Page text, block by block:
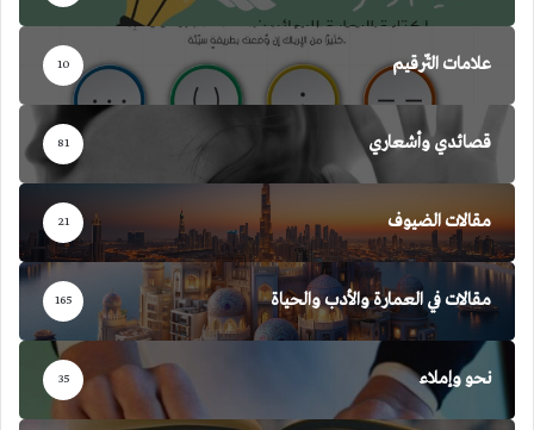
علامات التّرقيم 10
قصائدي وأشعاري 81
مقالات الضيوف 21
مقالات في العمارة والأدب والحياة 165
نحو وإملاء 35